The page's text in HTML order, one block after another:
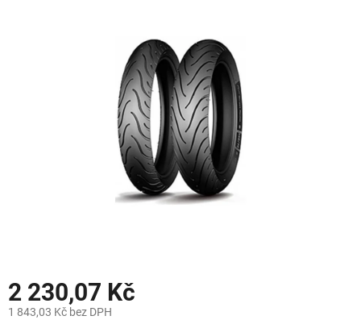
2 230,07 Kč
1 843,03 Kč bez DPH